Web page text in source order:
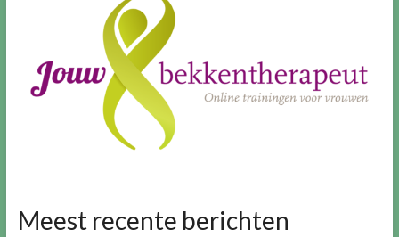
Meest recente berichten